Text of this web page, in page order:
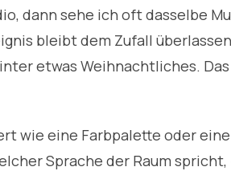
dann sehe ich oft dasselbe
bleibt dem Zufall
etwas Weihnachtliches.
wie eine Farbpalette oder
Sprache der Raum